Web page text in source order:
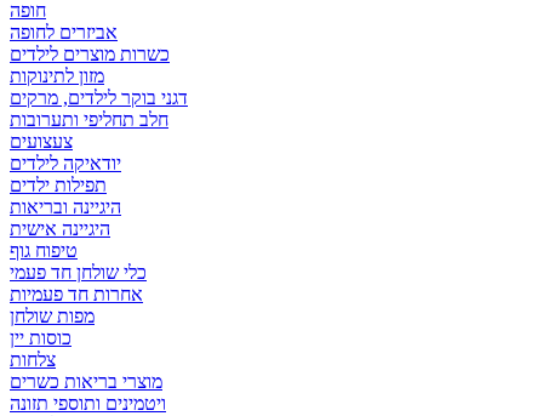
אביזרים לחופה
כשרות מוצרים לילדים
מזון לתינוקות
דגני בוקר לילדים, מרקים
חלב תחליפי ותערובות
צעצועים
יודאיקה לילדים
תפילות ילדים
היגיינה ובריאות
היגיינה אישית
טיפוח גוף
כלי שולחן חד פעמי
אחרות חד פעמיות
מפות שולחן
כוסות יין
צלחות
מוצרי בריאות כשרים
ויטמינים ותוספי תזונה